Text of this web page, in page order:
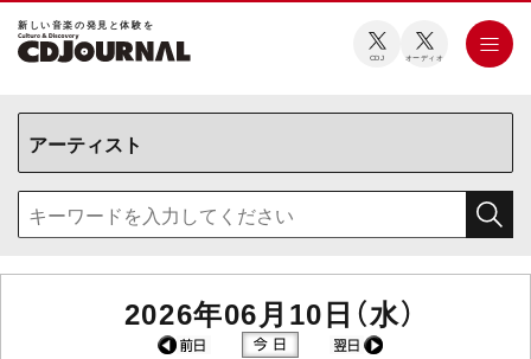
新しい⾳楽の発⾒と体験を
CDJ オーディオ
2026年06月10日（水）